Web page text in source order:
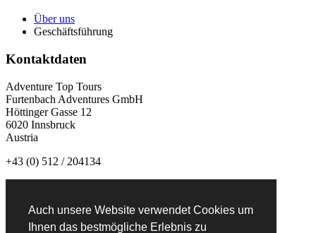
Auch unsere Website verwendet Cookies um
Ihnen das bestmögliche Erlebnis zu
Über uns
Geschäftsführung
Kontaktdaten
Adventure Top Tours
Furtenbach Adventures GmbH
Höttinger Gasse 12
6020 Innsbruck
Austria
+43 (0) 512 / 204134
Newsletteranmeldung: